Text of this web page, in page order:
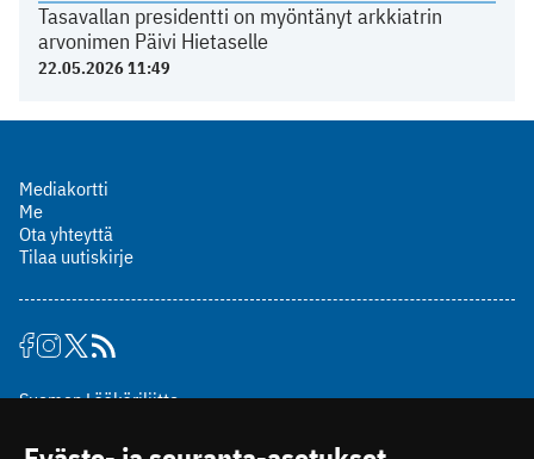
Tasavallan presidentti on myöntänyt arkkiatrin
arvonimen Päivi Hietaselle
22.05.2026 11:49
Mediakortti
Me
Ota yhteyttä
Tilaa uutiskirje
Suomen Lääkäriliitto
00510 Helsinki